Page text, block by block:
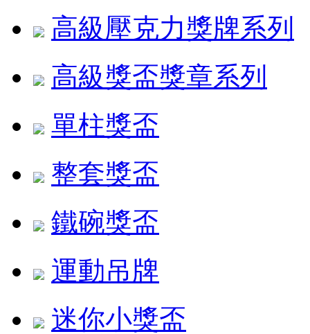
高級壓克力獎牌系列
高級獎盃獎章系列
單柱獎盃
整套獎盃
鐵碗獎盃
運動吊牌
迷你小獎盃